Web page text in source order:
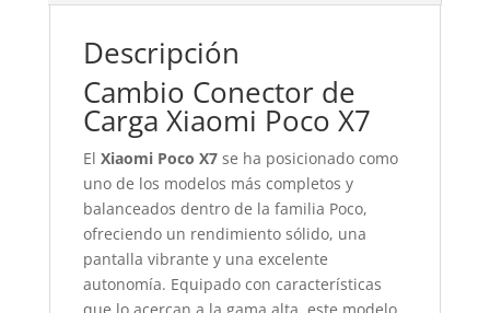
Descripción
Cambio Conector de
Carga Xiaomi Poco X7
El Xiaomi Poco X7se ha posicionado como
uno de los modelos más completos y
balanceados dentro de la familia Poco,
ofreciendo un rendimiento sólido, una
pantalla vibrante y una excelente
autonomía. Equipado con características